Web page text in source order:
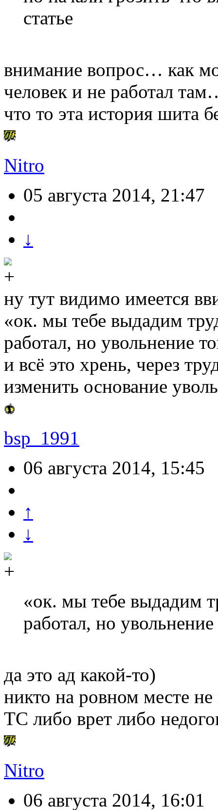
статье
внимание вопрос… как
человек и не работал
что то эта история шита
Nitro
05 августа 2014, 21:47
↓
ну тут видимо имеется
«ок. мы тебе выдадим
работал, но увольнение
и всё это хрень, через
изменить основание
bsp_1991
06 августа 2014, 15:45
↑
↓
«ок. мы тебе выдадим
работал, но
да это ад какой-то)
никто на ровном месте
ТС либо врет либо
Nitro
06 августа 2014, 16:01